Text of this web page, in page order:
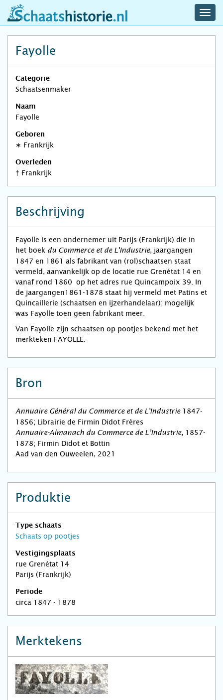
schaatshistorie.nl
Fayolle
Categorie
Schaatsenmaker
Naam
Fayolle
Geboren
∗ Frankrijk
Overleden
† Frankrijk
Beschrijving
Fayolle is een ondernemer uit Parijs (Frankrijk) die in
het boek du Commerce et de L'Industrie, jaargangen
1847 en 1861 als fabrikant van (rol)schaatsen staat
vermeld, aanvankelijk op de locatie rue Grenétat 14 en
vanaf rond 1860 op het adres rue Quincampoix 39. In
de jaargangen1861-1878 staat hij vermeld met Patins et
Quincaillerie (schaatsen en ijzerhandelaar); mogelijk
was Fayolle toen geen fabrikant meer.
Van Fayolle zijn schaatsen op pootjes bekend met het
merkteken FAYOLLE.
Bron
Annuaire Général du Commerce et de L'Industrie 1847-
1856; Librairie de Firmin Didot Frères
Annuaire-Almanach du Commerce de L’Industrie, 1857-
1878; Firmin Didot et Bottin
Aad van den Ouweelen, 2021
Produktie
Type schaats
Schaats op pootjes
Vestigingsplaats
rue Grenétat 14
Parijs (Frankrijk)
Periode
circa 1847 - 1878
Merktekens